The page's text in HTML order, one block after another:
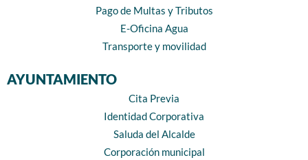
Pago de Multas y Tributos
E-Oficina Agua
Transporte y movilidad
AYUNTAMIENTO
Cita Previa
Identidad Corporativa
Saluda del Alcalde
Corporación municipal